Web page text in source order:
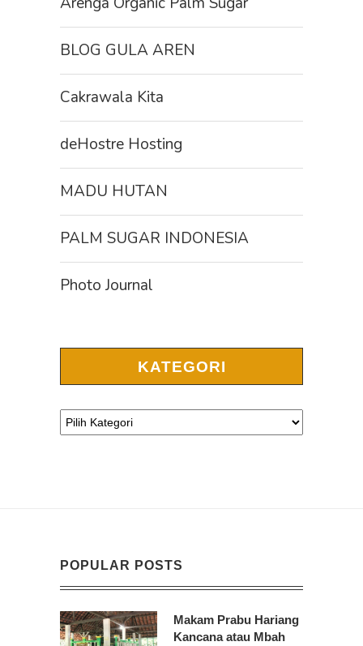
BLOG GULA AREN
Cakrawala Kita
deHostre Hosting
MADU HUTAN
PALM SUGAR INDONESIA
Photo Journal
KATEGORI
POPULAR POSTS
Makam Prabu Hariang
Kancana atau Mbah